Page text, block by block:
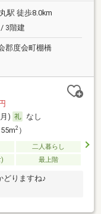
駅 徒歩8.0km
3階建
郡度会町棚橋
)
なし
2）
二人暮らし
最上階
どりますね♪